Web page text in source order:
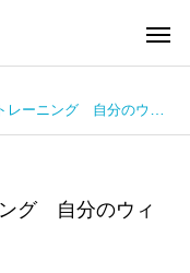
分のウィークポイントに向き合う
グ 自分のウィ